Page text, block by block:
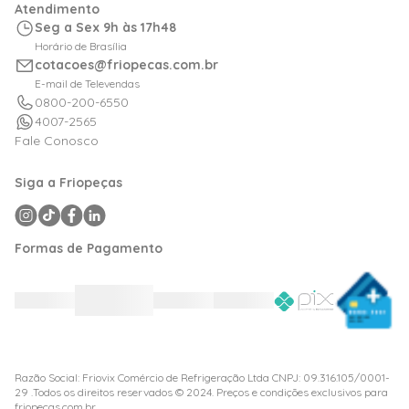
Logística
Meus Pedidos
Calculadora de BTUs
Portal de Boletos
Orçamentos
Atendimento
Seg a Sex 9h às 17h48
Horário de Brasília
cotacoes@friopecas.com.br
E-mail de Televendas
0800-200-6550
4007-2565
Fale Conosco
Siga a Friopeças
Formas de Pagamento
Razão Social: Friovix Comércio de Refrigeração Ltda CNPJ: 09.316.105/0001-
29 .Todos os direitos reservados © 2024. Preços e condições exclusivos para